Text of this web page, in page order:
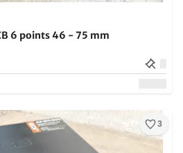
6 points 46 - 75 mm
3